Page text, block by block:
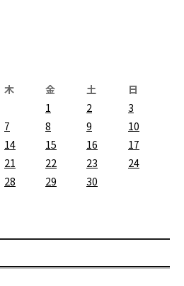
木 金 土
日
1
2
3
7 8 9
10
14 15 16
17
21 22 23
24
28 29 30